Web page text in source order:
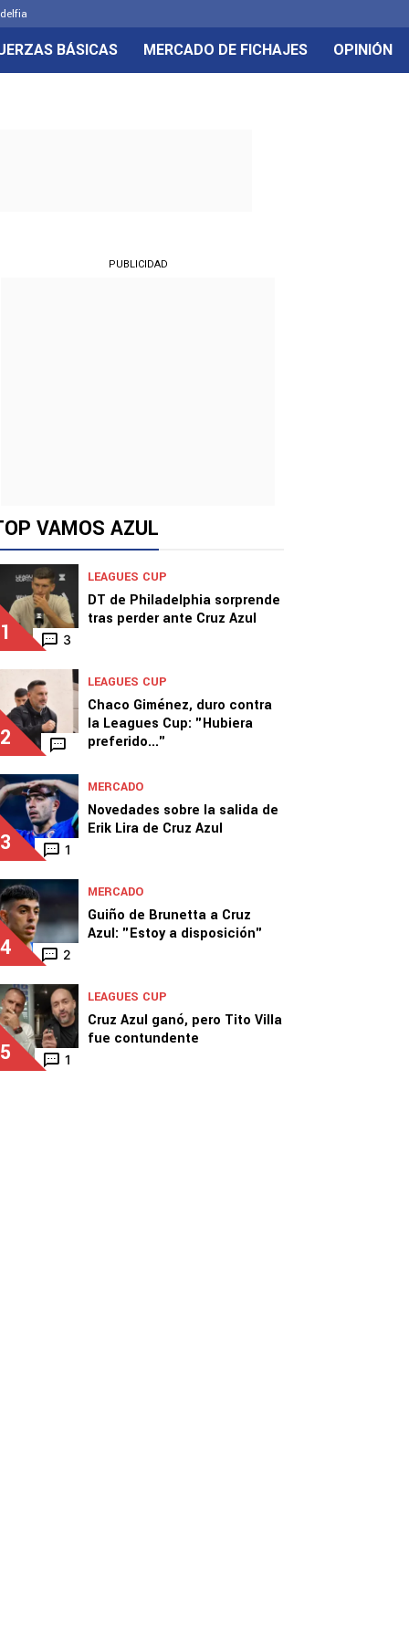
BÁSICAS MERCADO DE FICHAJES OPINIÓN
PUBLICIDAD
VAMOS AZUL
1 3
LEAGUES CUP
DT de Philadelphia sorprende
tras perder ante Cruz Azul
2
LEAGUES CUP
Chaco Giménez, duro contra
la Leagues Cup: "Hubiera
preferido..."
3 1
MERCADO
Novedades sobre la salida de
Erik Lira de Cruz Azul
4 2
MERCADO
Guiño de Brunetta a Cruz
Azul: "Estoy a disposición"
5 1
LEAGUES CUP
Cruz Azul ganó, pero Tito Villa
fue contundente